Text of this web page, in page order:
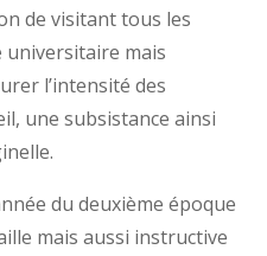
de visitant tous les
universitaire mais
l’intensité des
une subsistance ainsi
du deuxième époque
mais aussi instructive